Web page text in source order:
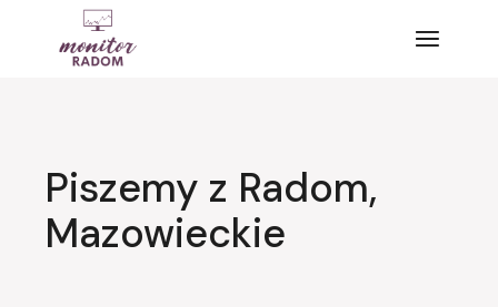
Piszemy z Radom,
Mazowieckie